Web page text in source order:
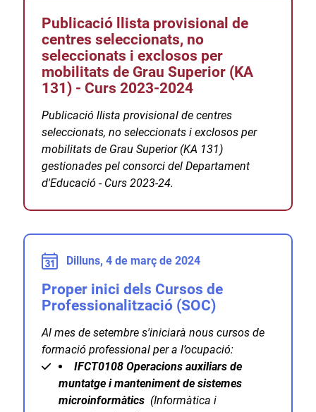
Publicació llista provisional de
centres seleccionats, no
seleccionats i exclosos per
mobilitats de Grau Superior (KA
131) - Curs 2023-2024
Publicació llista provisional de centres
seleccionats, no seleccionats i exclosos per
mobilitats de Grau Superior (KA 131)
gestionades pel consorci del Departament
d'Educació - Curs 2023-24.
Dilluns, 4 de març de 2024
Proper inici dels Cursos de
Professionalització (SOC)
Al mes de setembre s'iniciarà nous cursos de
formació professional per a l’ocupació:
IFCT0108 Operacions auxiliars de
muntatge i manteniment de sistemes
microinformàtics (Informàtica i